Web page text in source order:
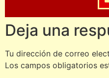
Deja una
Tu dirección de correo
Los campos obligatorios